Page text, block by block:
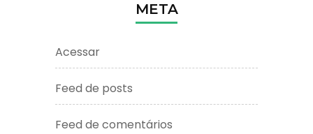
META
Acessar
Feed de posts
Feed de comentários